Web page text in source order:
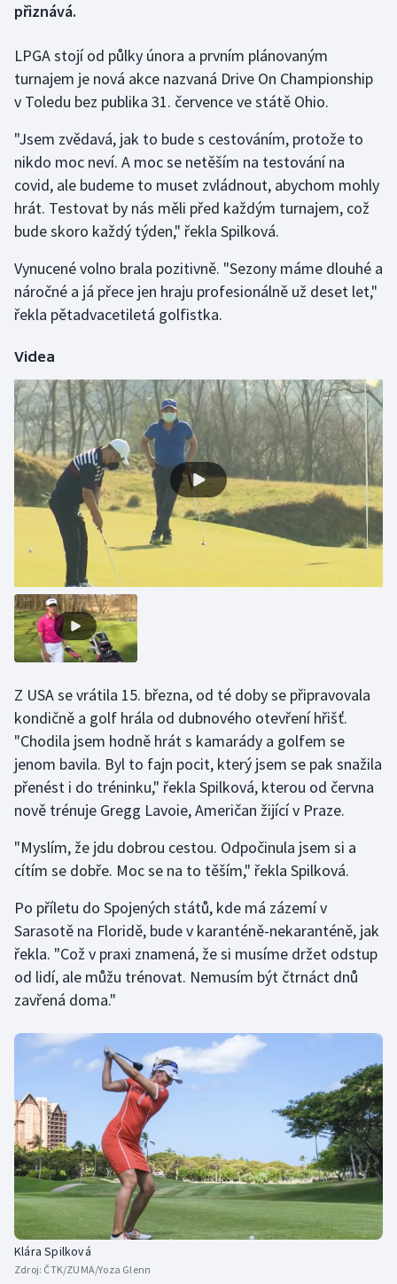
Dostihy
Florbal
Futsal
Golf
Gymnastika
Házená
Jezdectví
Judo
Krasobruslení
Lezení
Lyže a snowboard
Moderní pětiboj
Motorsport
Olympijské hry
Parasport
Plavání
Plážový volejbal
Ragby
Rychlostní kanoistika
Short track
Sportovní střelba
Stolní tenis
Triatlon
Vodní slalom
Volejbal
Ostatní
přiznává.
LPGA stojí od půlky února a prvním plánovaným
turnajem je nová akce nazvaná Drive On Championship
v Toledu bez publika 31. července ve státě Ohio.
"Jsem zvědavá, jak to bude s cestováním, protože to
nikdo moc neví. A moc se netěším na testování na
covid, ale budeme to muset zvládnout, abychom mohly
hrát. Testovat by nás měli před každým turnajem, což
bude skoro každý týden," řekla Spilková.
Vynucené volno brala pozitivně. "Sezony máme dlouhé a
náročné a já přece jen hraju profesionálně už deset let,"
řekla pětadvacetiletá golfistka.
Videa
Z USA se vrátila 15. března, od té doby se připravovala
kondičně a golf hrála od dubnového otevření hřišť.
"Chodila jsem hodně hrát s kamarády a golfem se
jenom bavila. Byl to fajn pocit, který jsem se pak snažila
přenést i do tréninku," řekla Spilková, kterou od června
nově trénuje Gregg Lavoie, Američan žijící v Praze.
"Myslím, že jdu dobrou cestou. Odpočinula jsem si a
cítím se dobře. Moc se na to těším," řekla Spilková.
Po příletu do Spojených států, kde má zázemí v
Sarasotě na Floridě, bude v karanténě-nekaranténě, jak
řekla. "Což v praxi znamená, že si musíme držet odstup
od lidí, ale můžu trénovat. Nemusím být čtrnáct dnů
zavřená doma."
Klára Spilková
Zdroj: ČTK/ZUMA/Yoza Glenn